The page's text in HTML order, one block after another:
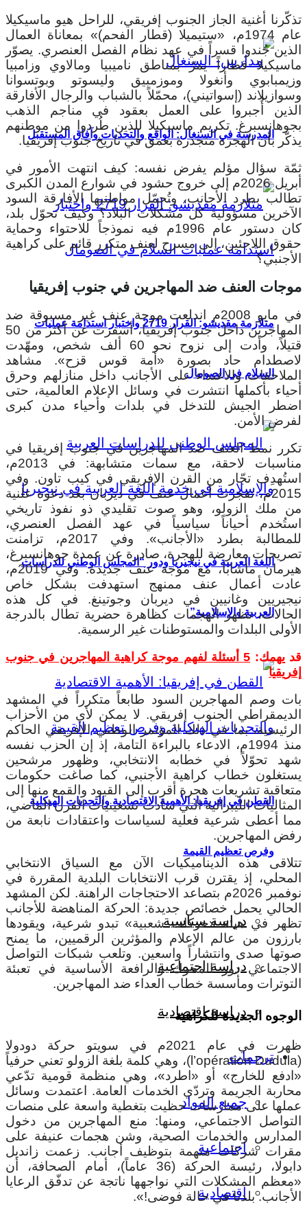
المدرسة في السنغال: الواقع والتحديات وآفاق المستقبل
متلازمة مقديشو: القرار 2719 واختبار استدامة عمليات
السلام في الصومال
اللغة العربية في نيجيريا ودور “المجلس الوطني للدراسات
العربية والإسلامية”
القطن في إفريقيا: الأهمية الاقتصادية والتحديات الهيكلية
وفرص تعظيم القيمة
دراسة سياسية
دراسة اجتماعية
دراسة اقتصادية
ترجمات
جميع المواد
اجتماعية
اقتصادية
تذكّرنا أغنية الجاز الجنوب إفريقي، للراحل هيو ماسيكيلا
عام 1974م، «ستيميلا (قطار الفحم)» بمعاناة العمال
الذين جُندوا قسراً في عهد نظام الفصل العنصري. يصوّر
ماسيكيلا قطاراً يمرّ بمناطق ناميبيا ومالاوي وزامبيا
وزيمبابوي وأنغولا وموزمبيق وليسوتو وبوتسوانا
وسوازيلاند (إسواتيني)، محمّلاً بالشباب والرجال الأفارقة
الذين أُجبروا على العمل بعقود في مناجم الذهب
بجوهانسبرغ. تكريم ماسيكيلا للذين طُردوا من موطنهم
يذكّر بأن الهجرة متجذرة بعمق في تاريخ جنوب إفريقيا.
ثمّة سؤال مؤلم يفرض نفسه: كيف انتهت الأمور في
أبريل 2026م إلى خروج حشود في شوارع المدن الكبرى
تطالب بطرد الأجانب، وتُحمّل مواطنيها الأفارقة السود
الآخرين مسؤولية كل مشكلات البلاد؟ وكيف تحوّل بلد،
كان دستور عام 1996م فيه نموذجاً للاحتواء وحماية
حقوق اللاجئين، إلى مسرح لعنف متكرر قائم على كراهية
الأجنبي؟
موجات العنف ضد المهاجرين في جنوب إفريقيا
في مايو 2008م اندلعت موجة عنف غير مسبوقة ضد
المهاجرين داخل جنوب إفريقيا، أسفرت عن أكثر من 50
قتيلاً، وأدت إلى نزوح نحو 60 ألف شخص، ومهّدت
لاصطدام حاد بصورة «أمة قوس قزح». مشاهد
الملاحقات والاعتداء على الأجانب داخل منازلهم وحرق
أحياء بأكملها انتشرت في وسائل الإعلام العالمية، حتى
اضطر الجيش للتدخل في بلدات وأحياء مدن كبرى
لفرض الأمن.
تكرر نمط العنف ضد المهاجرين في جنوب إفريقيا في
مناسبات لاحقة، مع سمات متشابهة: في 2013م،
استُهدِف تجّار من القرن الإفريقي في كيب تاون. وفي
2015م، تفجرت أعمال عنف في ديربان بعد دعوة علنية
من ملك الزولو، وهو صوت تقليدي ذو نفوذ تاريخي
استُخدم أحياناً سياسياً في عهد الفصل العنصري،
للمطالبة بطرد «الأجانب». وفي 2017م، تزامنت
تصريحات معارضة للهجرة، صادرة عن عمدة جوهانسبرغ،
هيرمان ماشابا، مع موجة عنف جديدة. وفي 2019م،
عادت أعمال عنف ممنهج استهدفت بشكل خاص
نيجيريين وغانيين في ديربان وجوتينغ. في كل هذه
الحالات، تظهر الهجمات كظاهرة حضرية تطال بالدرجة
الأولى البلدات والمستوطنات غير الرسمية.
قد يهمك:
5 أسئلة لفهم موجة كراهية المهاجرين في جنوب
إفريقيا
بات وصم المهاجرين السود طابعاً متكرراً في المشهد
الديمقراطي الجنوب إفريقي. لا يمكن لأي من الأحزاب
الرئيسية، بما في ذلك المؤتمر الوطني الإفريقي الحاكم
منذ 1994م، الادعاء بالبراءة التامة، إذ إن الحزب نفسه
شهد تحوّلاً في خطابه الانتخابي، وظهور مرشحين
يستغلون خطاب كراهية الأجنبي، كما صاغت حكومات
متعاقبة تشريعات هجرة أقرب إلى القيود والقمع منها إلى
المثاليات الليبرالية التي سادت تسعينيات القرن الماضي،
مما أعطى شرعية فعلية لسياسات واعتقادات نابعة من
رفض المهاجرين.
تتلاقى هذه الديناميكيات الآن مع السياق الانتخابي
المحلي، إذ يقترن قرب الانتخابات البلدية المقررة في
نوفمبر 2026م بتصاعد الاحتجاجات الراهنة. لكن المشهد
الحالي يحمل خصائص جديدة: الحركة المناهضة للأجانب
تظهر في هيئة «حركات شعبية» تبدو شرعية، ويقودها
بارزون من عالم الإعلام والمؤثرين الرقميين، ما يمنح
صوتها صدى وانتشاراً واسعين. وتلعب شبكات التواصل
الاجتماعي دور المحرك والرافعة الأساسية في تعبئة
التوترات ومأسسة خطاب العداء ضد المهاجرين.
الوجوه الجديدة للكراهية
ظهرت في عام 2021م في سويتو حركة دودولا
(l’opération Dudula)، وهي كلمة بلغة الزولو تعني حرفياً
«ادفع للخارج» أو «اطرد»، وهي منظمة قومية تدّعي
محاربة الجريمة وتردّي الخدمات العامة. اعتمدت وسائل
عملها على ممارسات حظيت بتغطية واسعة على منصات
التواصل الاجتماعي، ومنها: منع المهاجرين من دخول
المدارس والخدمات الصحية، وشن هجمات عنيفة على
مقرات شركات متهمة بتوظيف أجانب. زعمت زانديل
دابولا، رئيسة الحركة (36 عاماً)، أمام الصحافة، أن
«معظم المشكلات التي نواجهها ناتجة عن تدفّق الرعايا
الأجانب. بلدنا في حالة فوضى!».